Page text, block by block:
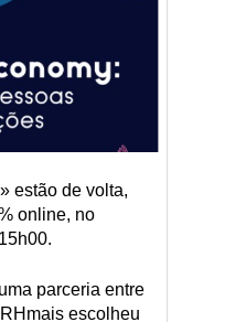
estão de volta,
online, no
parceria entre
escolheu